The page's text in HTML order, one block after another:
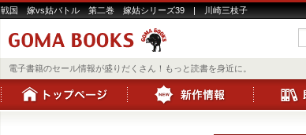
戦国 嫁vs姑バトル 第二巻 嫁姑シリーズ39 | 川崎三枝子
電子書籍のセール情報が盛りだくさん！もっと読書を身近に。